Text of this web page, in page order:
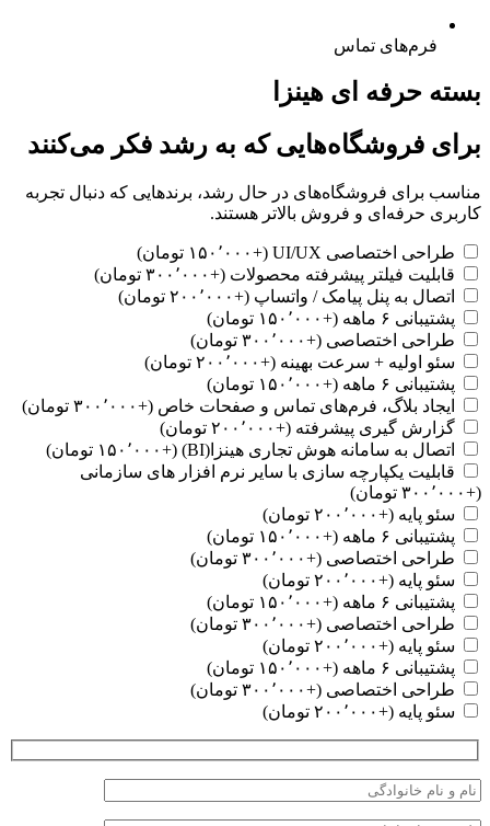
فرم‌های تماس
بسته حرفه ای هینزا
برای فروشگاه‌هایی که به رشد فکر می‌کنند
مناسب برای فروشگاه‌های در حال رشد، برندهایی که دنبال تجربه
کاربری حرفه‌ای و فروش بالاتر هستند.
طراحی اختصاصی UI/UX (+۱۵۰٬۰۰۰ تومان)
قابلیت فیلتر پیشرفته محصولات (+۳۰۰٬۰۰۰ تومان)
اتصال به پنل پیامک / واتساپ (+۲۰۰٬۰۰۰ تومان)
پشتیبانی ۶ ماهه (+۱۵۰٬۰۰۰ تومان)
طراحی اختصاصی (+۳۰۰٬۰۰۰ تومان)
سئو اولیه + سرعت بهینه (+۲۰۰٬۰۰۰ تومان)
پشتیبانی ۶ ماهه (+۱۵۰٬۰۰۰ تومان)
ایجاد بلاگ، فرم‌های تماس و صفحات خاص (+۳۰۰٬۰۰۰ تومان)
گزارش گیری پیشرفته (+۲۰۰٬۰۰۰ تومان)
اتصال به سامانه هوش تجاری هینزا(BI) (+۱۵۰٬۰۰۰ تومان)
قابلیت یکپارچه سازی با سایر نرم افزار های سازمانی
(+۳۰۰٬۰۰۰ تومان)
سئو پایه (+۲۰۰٬۰۰۰ تومان)
پشتیبانی ۶ ماهه (+۱۵۰٬۰۰۰ تومان)
طراحی اختصاصی (+۳۰۰٬۰۰۰ تومان)
سئو پایه (+۲۰۰٬۰۰۰ تومان)
پشتیبانی ۶ ماهه (+۱۵۰٬۰۰۰ تومان)
طراحی اختصاصی (+۳۰۰٬۰۰۰ تومان)
سئو پایه (+۲۰۰٬۰۰۰ تومان)
پشتیبانی ۶ ماهه (+۱۵۰٬۰۰۰ تومان)
طراحی اختصاصی (+۳۰۰٬۰۰۰ تومان)
سئو پایه (+۲۰۰٬۰۰۰ تومان)